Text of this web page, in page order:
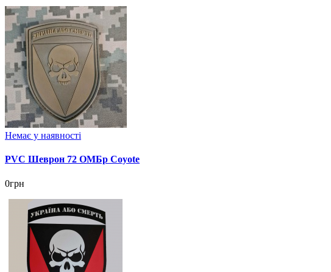
Немає у наявності
PVC Шеврон 72 ОМБр Coyote
0грн